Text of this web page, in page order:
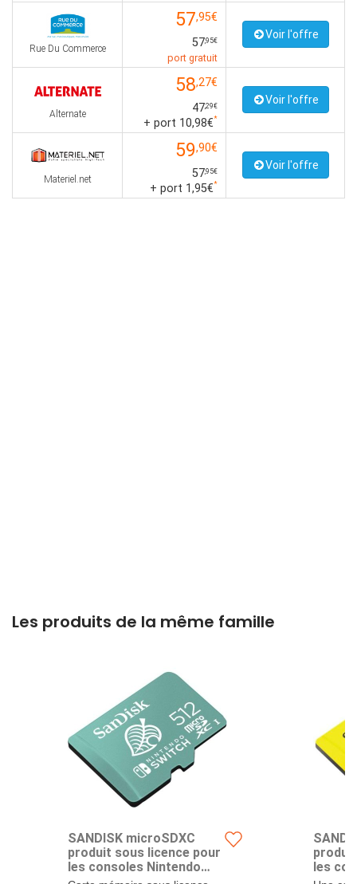
Rue Du Commerce
57,95€
57,95€
port gratuit
Voir l'offre
Alternate
58,27€
47,29€
+ port 10,98€*
Voir l'offre
Materiel.net
59,90€
57,95€
+ port 1,95€*
Voir l'offre
Les produits de la même famille
SANDISK microSDXC
produit sous licence pour
les consoles Nintendo
les